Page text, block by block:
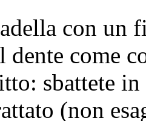
con un
dente come
sbattete
(non